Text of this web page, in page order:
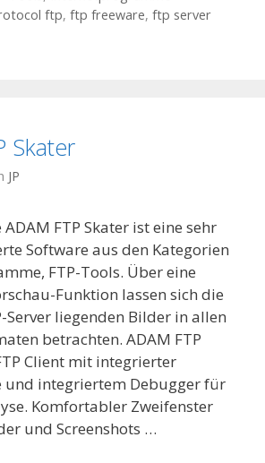
ftp, ftp freeware, ftp server
Skater
JP
FTP Skater ist eine sehr
Software aus den Kategorien
FTP-Tools. Über eine
Funktion lassen sich die
Server liegenden Bilder in allen
betrachten. ADAM FTP
Client mit integrierter
und integriertem Debugger für
Komfortabler Zweifenster
und Screenshots …